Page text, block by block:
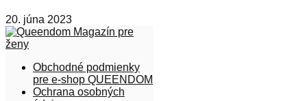
20. júna 2023
Obchodné podmienky
pre e-shop QUEENDOM
Ochrana osobných